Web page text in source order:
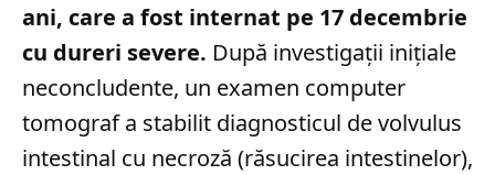
ani, care a fost internat pe 17 decembrie
cu dureri severe. După investigații inițiale
neconcludente, un examen computer
tomograf a stabilit diagnosticul de volvulus
intestinal cu necroză (răsucirea intestinelor),